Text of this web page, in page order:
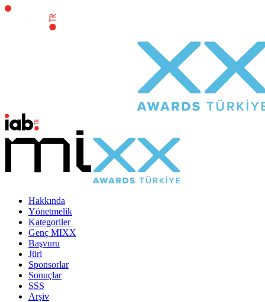
Hakkında
Yönetmelik
Kategoriler
Genç MIXX
Başvuru
Jüri
Sponsorlar
Sonuçlar
SSS
Arşiv